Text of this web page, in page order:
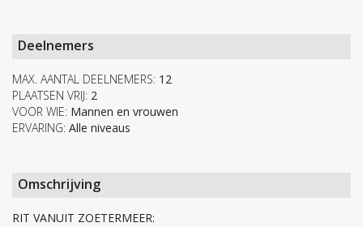
Deelnemers
MAX. AANTAL DEELNEMERS: 12
PLAATSEN VRIJ: 2
VOOR WIE: Mannen en vrouwen
ERVARING: Alle niveaus
Omschrijving
RIT VANUIT ZOETERMEER: